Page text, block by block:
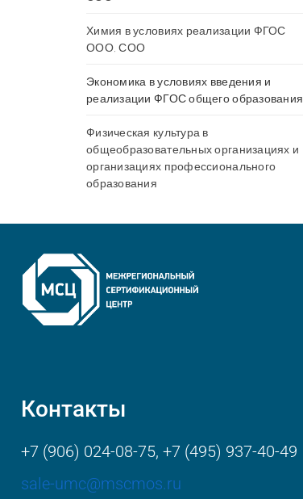
Химия в условиях реализации ФГОС
ООО, СОО
Экономика в условиях введения и
реализации ФГОС общего образования
Физическая культура в
общеобразовательных организациях и
организациях профессионального
образования
Контакты
+7 (906) 024-08-75,+7 (495) 937-40-49
sale-umc@mscmos.ru